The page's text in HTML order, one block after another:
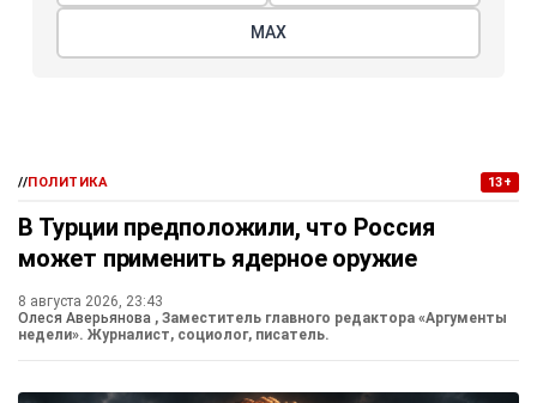
МАХ
//ПОЛИТИКА 13+
В Турции предположили, что Россия
может применить ядерное оружие
8 августа 2026, 23:43
Олеся Аверьянова , Заместитель главного редактора «Аргументы
недели». Журналист, социолог, писатель.